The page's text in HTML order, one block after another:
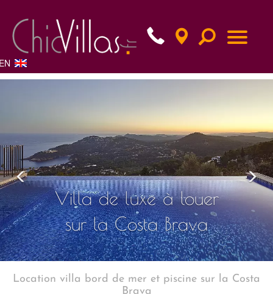
Villa de luxe à louer
sur la Costa Brava
Location villa bord de mer et piscine sur la Costa
Brava